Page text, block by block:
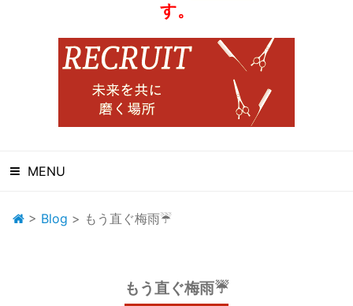
す。
MENU
> Blog > もう直ぐ梅雨☔️
もう直ぐ梅雨☔️